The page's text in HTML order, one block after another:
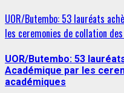
UOR/Butembo: 53 lauréats
les ceremonies de collation
UOR/Butembo: 53
Académique par les
académiques